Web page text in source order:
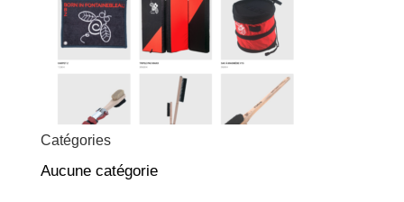
Catégories
Aucune catégorie